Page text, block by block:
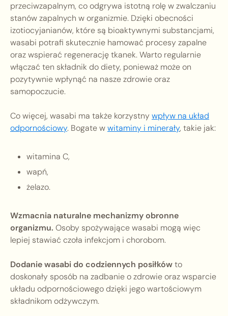
przeciwzapalnym, co odgrywa istotną rolę w zwalczaniu
stanów zapalnych w organizmie. Dzięki obecności
izotiocyjanianów, które są bioaktywnymi substancjami,
wasabi potrafi skutecznie hamować procesy zapalne
oraz wspierać regenerację tkanek. Warto regularnie
włączać ten składnik do diety, ponieważ może on
pozytywnie wpłynąć na nasze zdrowie oraz
samopoczucie.
Co więcej, wasabi ma także korzystny wpływ na układ
odpornościowy. Bogate wwitaminy i minerały, takie jak:
witamina C,
wapń,
żelazo.
Wzmacnia naturalne mechanizmy obronne
organizmu. Osoby spożywające wasabi mogą więc
lepiej stawiać czoła infekcjom i chorobom.
Dodanie wasabi do codziennych posiłkówto
doskonały sposób na zadbanie o zdrowie oraz wsparcie
układu odpornościowego dzięki jego wartościowym
składnikom odżywczym.